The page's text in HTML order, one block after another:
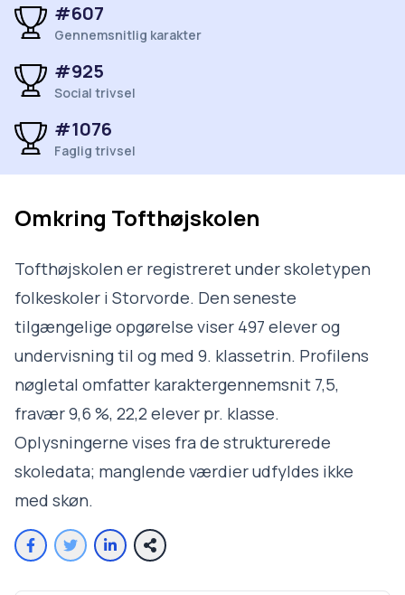
#607
Gennemsnitlig karakter
#925
Social trivsel
#1076
Faglig trivsel
Omkring Tofthøjskolen
Tofthøjskolen er registreret under skoletypen
folkeskoler i Storvorde. Den seneste
tilgængelige opgørelse viser 497 elever og
undervisning til og med 9. klassetrin. Profilens
nøgletal omfatter karaktergennemsnit 7,5,
fravær 9,6 %, 22,2 elever pr. klasse.
Oplysningerne vises fra de strukturerede
skoledata; manglende værdier udfyldes ikke
med skøn.